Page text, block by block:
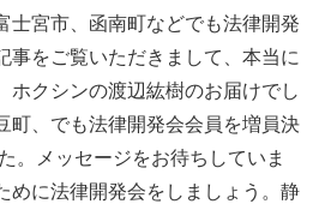
士宮市、函南町などでも法律開発
事をご覧いただきまして、本当に
ホクシンの渡辺紘樹のお届けでし
町、でも法律開発会会員を増員決
。メッセージをお待ちしていま
めに法律開発会をしましょう。静